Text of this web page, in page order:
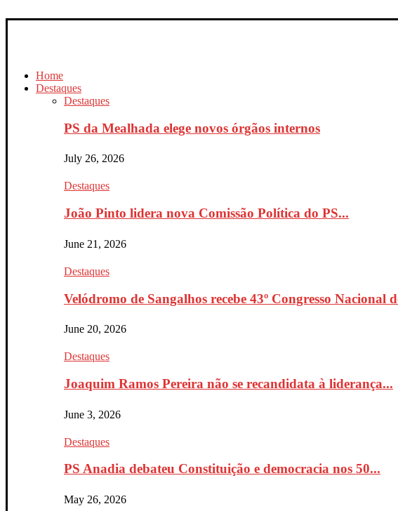
Home
Destaques
Destaques
PS da Mealhada elege novos órgãos internos
July 26, 2026
Destaques
João Pinto lidera nova Comissão Política do PS...
June 21, 2026
Destaques
Velódromo de Sangalhos recebe 43º Congresso Nacional
June 20, 2026
Destaques
Joaquim Ramos Pereira não se recandidata à liderança...
June 3, 2026
Destaques
PS Anadia debateu Constituição e democracia nos 50...
May 26, 2026